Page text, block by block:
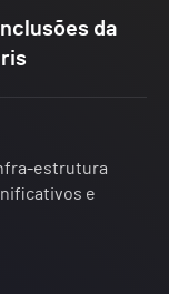
da
estrutura
e